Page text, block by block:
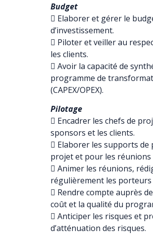
Budget
 Elaborer et gérer le
d’investissement.
 Piloter et veiller au
les clients.
 Avoir la capacité de
programme de
(CAPEX/OPEX).
Pilotage
 Encadrer les chefs de
sponsors et les clients.
 Elaborer les supports
projet et pour les
 Animer les réunions,
régulièrement les porteurs
 Rendre compte auprès
coût et la qualité du
 Anticiper les risques et
d’atténuation des risques.